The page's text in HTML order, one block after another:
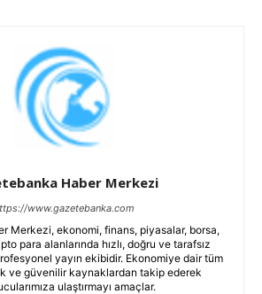
Haber Merkezi
www.gazetebanka.com
Merkezi, ekonomi, finans, piyasalar, borsa,
para alanlarında hızlı, doğru ve tarafsız
yayın ekibidir. Ekonomiye dair tüm
ve güvenilir kaynaklardan takip ederek
ulaştırmayı amaçlar.